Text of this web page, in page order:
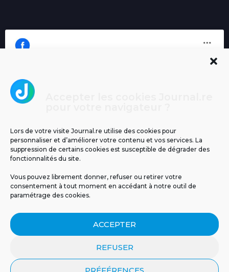
Lors de votre visite Journal.re utilise des cookies pour
personnaliser et d’améliorer votre contenu et vos services. La
suppression de certains cookies est susceptible de dégrader des
fonctionnalités du site.
Vous pouvez librement donner, refuser ou retirer votre
consentement à tout moment en accédant à notre outil de
paramétrage des cookies.
ACCEPTER
REFUSER
PRÉFÉRENCES
MENTIONS LÉGALES PUBLICITÉ
BLOG
NOS ÉMISSIONS
POLITIQUE DE CONFIDENTIALITÉ
CONTACT